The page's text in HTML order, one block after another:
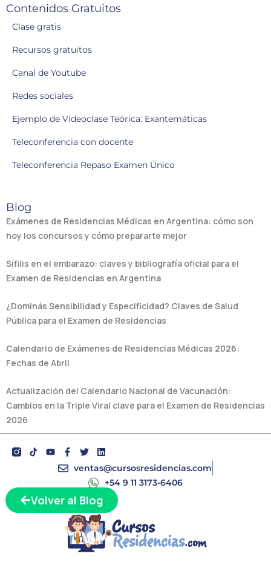
Volver al Blog
Contenidos Gratuitos
Clase gratis
Recursos gratuitos
Canal de Youtube
Redes sociales
Ejemplo de Videoclase Teórica: Exantemáticas
Teleconferencia con docente
Teleconferencia Repaso Examen Único
Blog
Exámenes de Residencias Médicas en Argentina: cómo son
hoy los concursos y cómo prepararte mejor
Sífilis en el embarazo: claves y bibliografía oficial para el
Examen de Residencias en Argentina
¿Dominás Sensibilidad y Especificidad? Claves de Salud
Pública para el Examen de Residencias
Calendario de Exámenes de Residencias Médicas 2026:
Fechas de Abril
Actualización del Calendario Nacional de Vacunación:
Cambios en la Triple Viral clave para el Examen de Residencias
2026
Y
o
u
b
e
F
a
c
b
o
o
k
-
f
T
w
i
t
e
r
L
i
n
e
d
i
n
ventas@cursosresidencias.com
+54 9 11 3173-6406